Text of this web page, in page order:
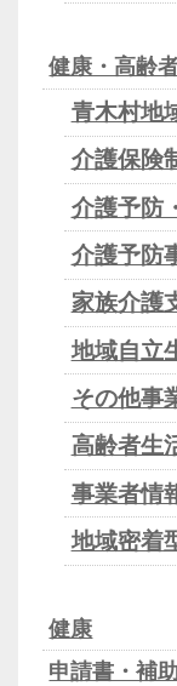
健康・高齢
青木村地
介護保険
介護予防
介護予防
家族介護
地域自立
その他事
高齢者生
事業者情
地域密着
健康
申請書・補